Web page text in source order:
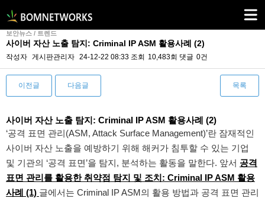
보안뉴스 / 트렌드
사이버 자산 노출 탐지: Criminal IP ASM 활용사례 (2)
작성자 게시판관리자 24-12-22 08:33 조회 10,483회 댓글 0건
이전글 다음글 목록
사이버 자산 노출 탐지: Criminal IP ASM 활용사례 (2)
‘공격 표면 관리(ASM, Attack Surface Management)’란 잠재적인
사이버 자산 노출을 예방하기 위해 해커가 침투할 수 있는 기업
및 기관의 ‘공격 표면’을 탐지, 분석하는 활동을 말한다. 앞서 공격
표면 관리를 활용한 취약점 탐지 및 조치: Criminal IP ASM 활용
사례 (1) 글에서는 Criminal IP ASM의 활용 방법과 공격 표면 관리